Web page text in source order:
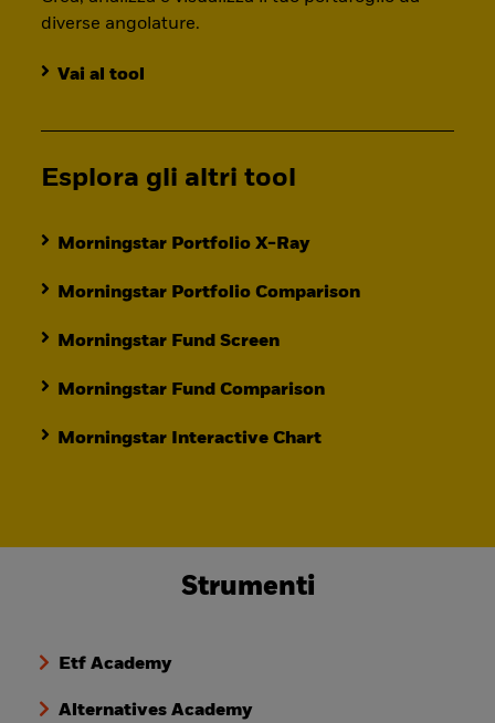
diverse angolature.
Vai al tool
Esplora gli altri tool
Morningstar Portfolio X-Ray
Morningstar Portfolio Comparison
Morningstar Fund Screen
Morningstar Fund Comparison
Morningstar Interactive Chart
Strumenti
Etf Academy
Alternatives Academy